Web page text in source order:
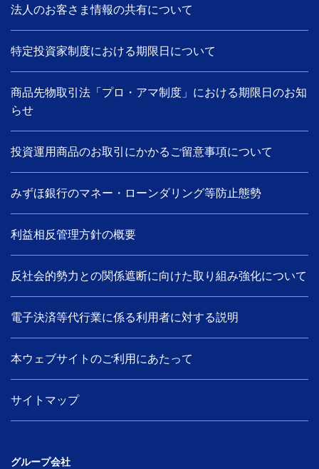
法人のお客さま情報の共有について
特定投資家制度における期限日について
商品先物取引法「プロ・アマ制度」における期限日のお知
らせ
投資運用商品のお取引にかかるご留意事項について
みずほ銀行のマネー・ローンダリング等防止態勢
利益相反管理方針の概要
反社会的勢力との関係遮断に向けた取り組み強化について
電子決済等代行業に係る利用者に対する説明
本ウェブサイトのご利用にあたって
サイトマップ
グループ会社